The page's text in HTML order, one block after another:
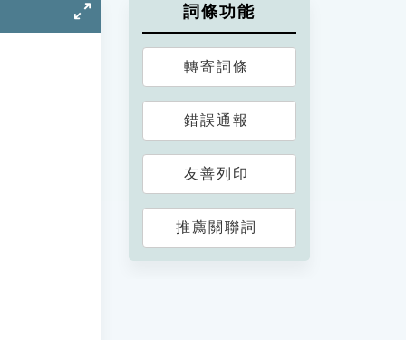
詞條功能
轉寄詞條
錯誤通報
友善列印
推薦關聯詞